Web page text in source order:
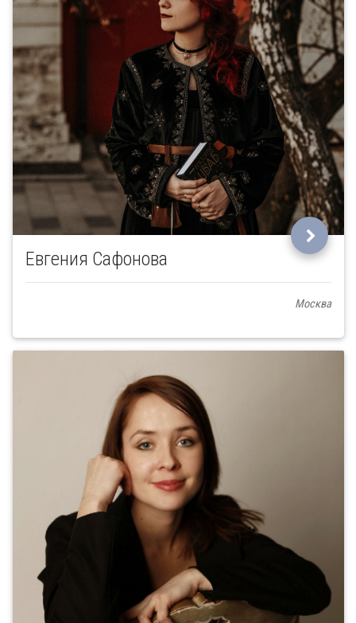
Евгения Сафонова
Москва